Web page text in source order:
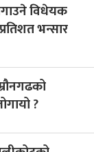
विधेयक
भन्सार
?